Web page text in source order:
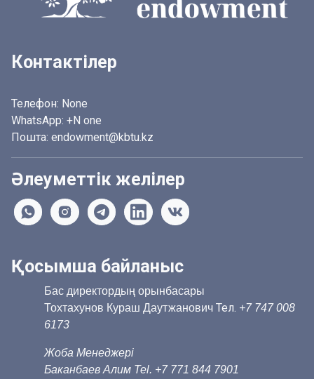
Контактілер
Телефон: None
WhatsApp: +N one
Пошта: endowment@kbtu.kz
Әлеуметтік желілер
Қосымша байланыс
Бас директордың орынбасары
Тохтахунов Кураш Даутжанович Тел. +7 747 008
6173
Жоба Менеджері
Баканбаев Алим Tel. +7 771 844 7901